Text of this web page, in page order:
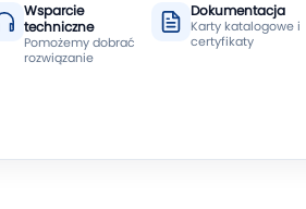
Wsparcie
techniczne
Pomożemy dobrać
rozwiązanie
Dokumentacja
Karty katalogowe i
certyfikaty